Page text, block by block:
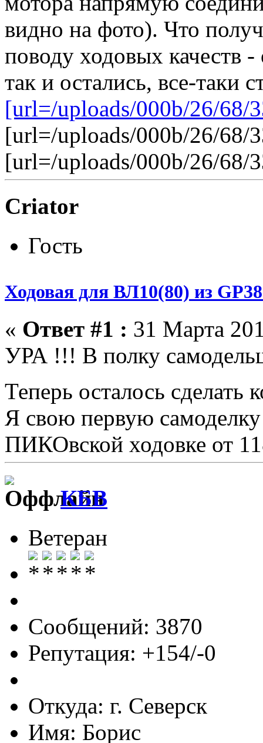
видно на фото). Что
поводу ходовых качеств
так и остались, все-таки
[url=/uploads/000b/26/68/
[url=/uploads/000b/26/68/
[url=/uploads/000b/26/68/
Criator
Гость
Ходовая для ВЛ10(80) из
« Ответ #1 : 31 Марта
УРА !!! В полку
Теперь осталось сделать
Я свою первую
ПИКОвской ходовке от
КБВ
Ветеран
Сообщений: 3870
Репутация: +154/-0
Откуда: г. Северск
Имя: Борис